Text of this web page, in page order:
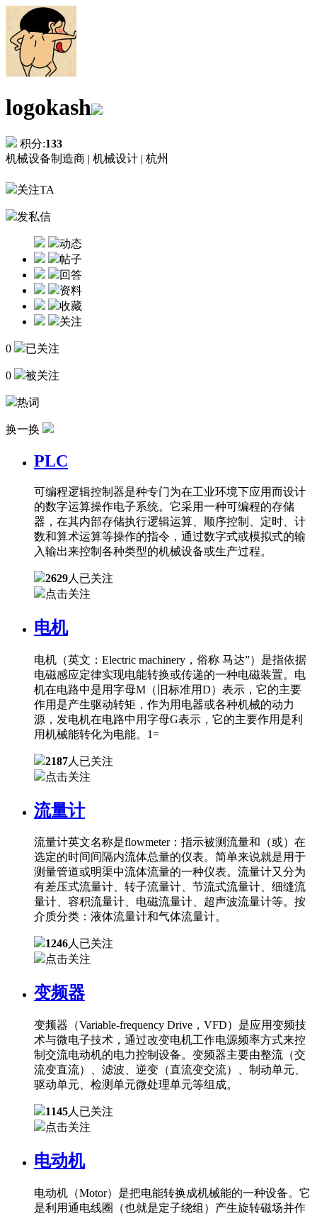
logokash
积分:133
机械设备制造商 | 机械设计 | 杭州
关注TA
发私信
动态
帖子
回答
资料
收藏
关注
0 已关注
0 被关注
热词
换一换
PLC
可编程逻辑控制器是种专门为在工业环境下应用而设计
的数字运算操作电子系统。它采用一种可编程的存储
器，在其内部存储执行逻辑运算、顺序控制、定时、计
数和算术运算等操作的指令，通过数字式或模拟式的输
入输出来控制各种类型的机械设备或生产过程。
2629人已关注
点击关注
电机
电机（英文：Electric machinery，俗称 马达”）是指依据
电磁感应定律实现电能转换或传递的一种电磁装置。电
机在电路中是用字母M（旧标准用D）表示，它的主要
作用是产生驱动转矩，作为用电器或各种机械的动力
源，发电机在电路中用字母G表示，它的主要作用是利
用机械能转化为电能。1=
2187人已关注
点击关注
流量计
流量计英文名称是flowmeter：指示被测流量和（或）在
选定的时间间隔内流体总量的仪表。简单来说就是用于
测量管道或明渠中流体流量的一种仪表。流量计又分为
有差压式流量计、转子流量计、节流式流量计、细缝流
量计、容积流量计、电磁流量计、超声波流量计等。按
介质分类：液体流量计和气体流量计。
1246人已关注
点击关注
变频器
变频器（Variable-frequency Drive，VFD）是应用变频技
术与微电子技术，通过改变电机工作电源频率方式来控
制交流电动机的电力控制设备。变频器主要由整流（交
流变直流）、滤波、逆变（直流变交流）、制动单元、
驱动单元、检测单元微处理单元等组成。
1145人已关注
点击关注
电动机
电动机（Motor）是把电能转换成机械能的一种设备。它
是利用通电线圈（也就是定子绕组）产生旋转磁场并作